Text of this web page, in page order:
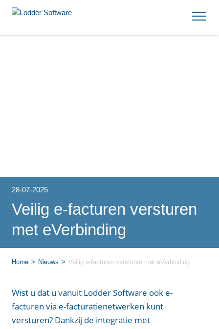
28-07-2025
Veilig e-facturen versturen
met eVerbinding
Home Nieuws Veilig e-facturen versturen met eVerbinding
Wist u dat u vanuit Lodder Software ook e-
facturen via e-facturatienetwerken kunt
versturen? Dankzij de integratie met